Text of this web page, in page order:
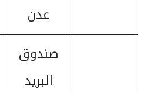
عدن
صندوق
البريد